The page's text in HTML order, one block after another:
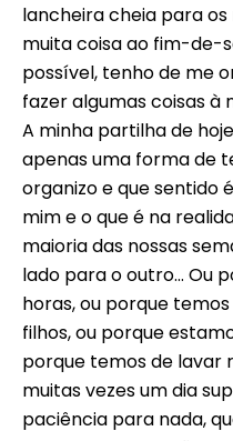
lancheira cheia para
muita coisa ao fim-de-
possível, tenho de me
fazer algumas coisas à
A minha partilha de
apenas uma forma de
organizo e que sentido
mim e o que é na
maioria das nossas
lado para o outro… Ou
horas, ou porque
filhos, ou porque
porque temos de lavar
muitas vezes um dia
paciência para nada,